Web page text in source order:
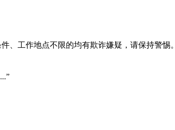
、工作地点不限的均有欺诈嫌疑，请保持警惕。